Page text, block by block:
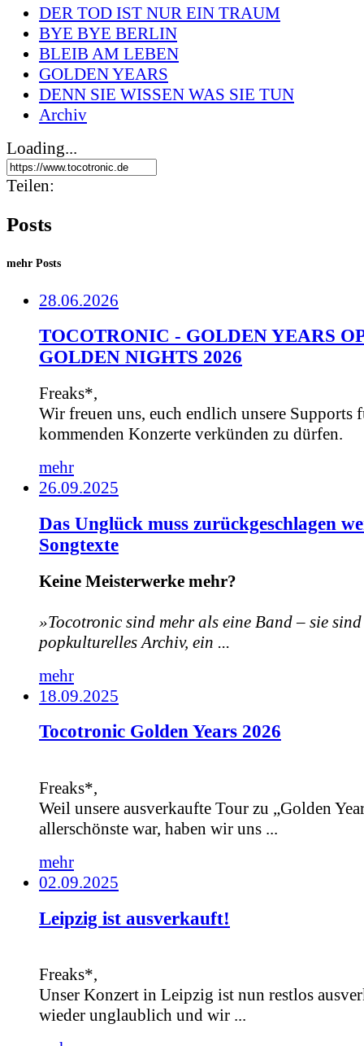
DER TOD IST NUR EIN TRAUM
BYE BYE BERLIN
BLEIB AM LEBEN
GOLDEN YEARS
DENN SIE WISSEN WAS SIE TUN
Archiv
Loading...
Teilen:
Posts
mehr Posts
28.06.2026
TOCOTRONIC - GOLDEN YEARS
GOLDEN NIGHTS 2026
Freaks*,
Wir freuen uns, euch endlich unsere Supports
kommenden Konzerte verkünden zu dürfen.
mehr
26.09.2025
Das Unglück muss zurückgeschlagen
Songtexte
Keine Meisterwerke mehr?
»Tocotronic sind mehr als eine Band – sie
popkulturelles Archiv, ein ...
mehr
18.09.2025
Tocotronic Golden Years 2026
Freaks*,
Weil unsere ausverkaufte Tour zu „Golden
allerschönste war, haben wir uns ...
mehr
02.09.2025
Leipzig ist ausverkauft!
Freaks*,
Unser Konzert in Leipzig ist nun restlos
wieder unglaublich und wir ...